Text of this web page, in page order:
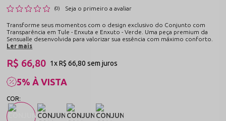
(0) Seja o primeiro a avaliar
Transforme seus momentos com o design exclusivo do Conjunto com
Transparência em Tule - Enxuta e Enxuto - Verde. Uma peça premium da
Sensualle desenvolvida para valorizar sua essência com máximo conforto.
Ler mais
5% À VISTA
R$ 66,80 1xR$ 66,80sem juros